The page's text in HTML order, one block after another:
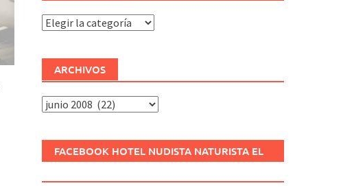
Categorías
ARCHIVOS
Archivos
FACEBOOK HOTEL NUDISTA NATURISTA EL